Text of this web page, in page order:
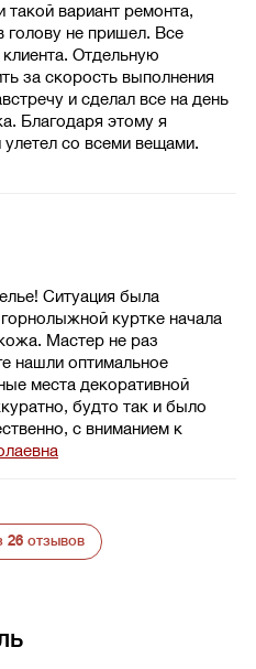
вариант ремонта,
не пришел. Все
Отдельную
за скорость выполнения
и сделал все на день
Благодаря этому я
со всеми вещами.
Ситуация была
куртке начала
Мастер не раз
нашли оптимальное
места декоративной
будто так и было
с вниманием к
26отзывов